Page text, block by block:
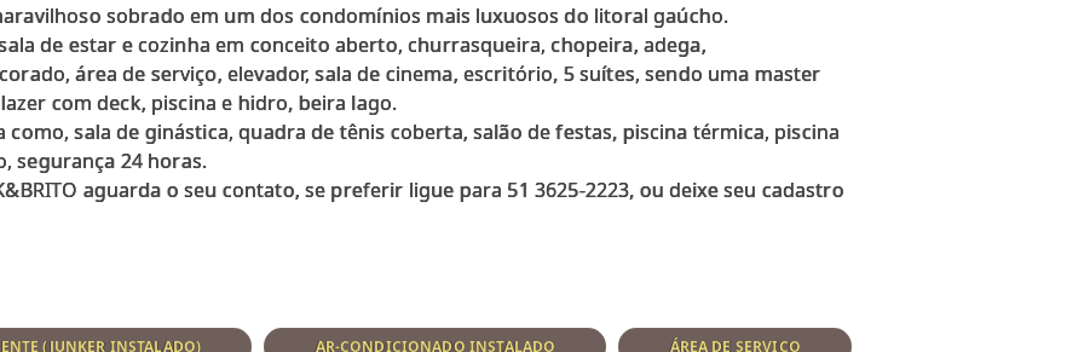
sobrado em um dos condomínios mais luxuosos do litoral gaúcho.
de estar e cozinha em conceito aberto, churrasqueira, chopeira, adega,
área de serviço, elevador, sala de cinema, escritório, 5 suítes, sendo uma master
com deck, piscina e hidro, beira lago.
sala de ginástica, quadra de tênis coberta, salão de festas, piscina térmica, piscina
segurança 24 horas.
aguarda o seu contato, se preferir ligue para 51 3625-2223, ou deixe seu cadastro
(JUNKER INSTALADO) AR-CONDICIONADO INSTALADO ÁREA DE SERVIÇO